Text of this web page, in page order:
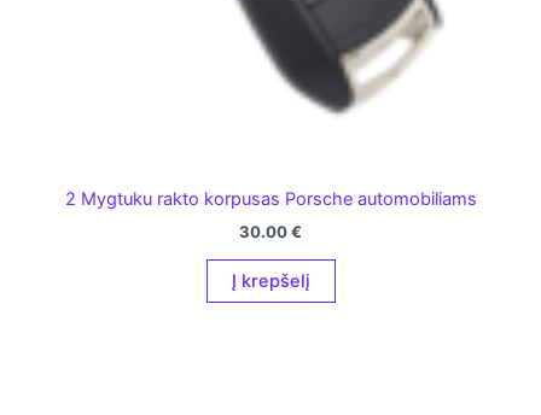
2 Mygtuku rakto korpusas Porsche automobiliams
30.00€
Į krepšelį